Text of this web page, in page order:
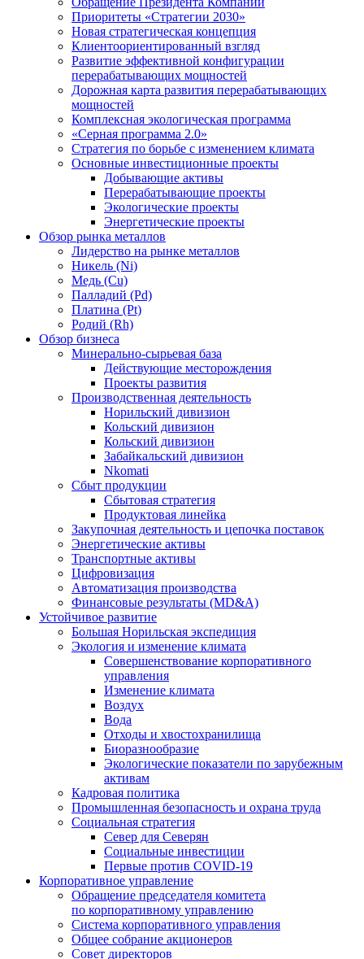
Приоритеты «Стратегии 2030»
Новая стратегическая концепция
Клиентоориентированный взгляд
Развитие эффективной конфигурации
перерабатывающих мощностей
Дорожная карта развития перерабатывающих
мощностей
Комплексная экологическая программа
«Серная программа 2.0»
Стратегия по борьбе с изменением климата
Основные инвестиционные проекты
Добывающие активы
Перерабатывающие проекты
Экологические проекты
Энергетические проекты
Обзор рынка металлов
Лидерство на рынке металлов
Никель (Ni)
Медь (Cu)
Палладий (Pd)
Платина (Pt)
Родий (Rh)
Обзор бизнеса
Минерально-сырьевая база
Действующие месторождения
Проекты развития
Производственная деятельность
Норильский дивизион
Кольский дивизион
Кольский дивизион
Забайкальский дивизион
Nkomati
Сбыт продукции
Сбытовая стратегия
Продуктовая линейка
Закупочная деятельность и цепочка поставок
Энергетические активы
Транспортные активы
Цифровизация
Автоматизация производства
Финансовые результаты (MD&A)
Устойчивое развитие
Большая Норильская экспедиция
Экология и изменение климата
Совершенствование корпоративного
управления
Изменение климата
Воздух
Вода
Отходы и хвостохранилища
Биоразнообразие
Экологические показатели по зарубежным
активам
Кадровая политика
Промышленная безопасность и охрана труда
Социальная стратегия
Север для Северян
Социальные инвестиции
Первые против COVID‑19
Корпоративное управление
Обращение председателя комитета
по корпоративному управлению
Система корпоративного управления
Общее собрание акционеров
Совет директоров